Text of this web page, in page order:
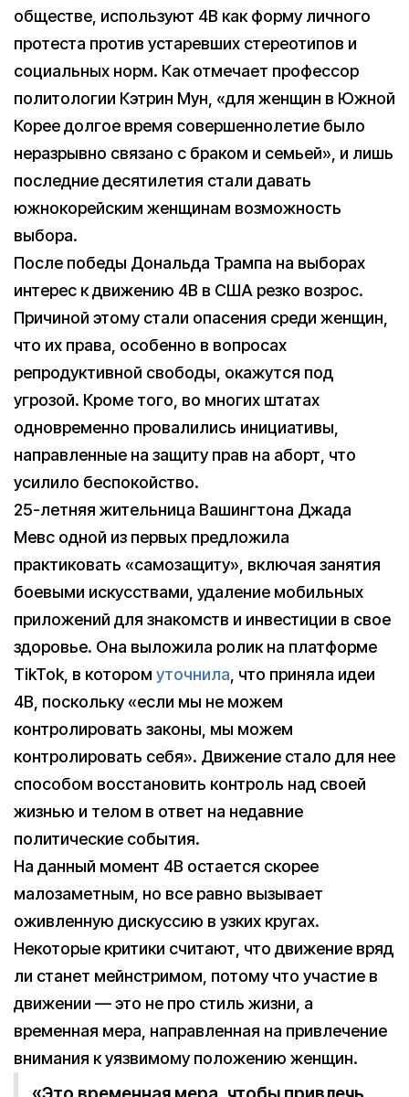
обществе, используют 4B как форму личного
протеста против устаревших стереотипов и
социальных норм. Как отмечает профессор
политологии Кэтрин Мун, «для женщин в Южной
Корее долгое время совершеннолетие было
неразрывно связано с браком и семьей», и лишь
последние десятилетия стали давать
южнокорейским женщинам возможность
выбора.
После победы Дональда Трампа на выборах
интерес к движению 4B в США резко возрос.
Причиной этому стали опасения среди женщин,
что их права, особенно в вопросах
репродуктивной свободы, окажутся под
угрозой. Кроме того, во многих штатах
одновременно провалились инициативы,
направленные на защиту прав на аборт, что
усилило беспокойство.
25-летняя жительница Вашингтона Джада
Мевс одной из первых предложила
практиковать «самозащиту», включая занятия
боевыми искусствами, удаление мобильных
приложений для знакомств и инвестиции в свое
здоровье. Она выложила ролик на платформе
TikTok, в котором уточнила, что приняла идеи
4B, поскольку «если мы не можем
контролировать законы, мы можем
контролировать себя». Движение стало для нее
способом восстановить контроль над своей
жизнью и телом в ответ на недавние
политические события.
На данный момент 4B остается скорее
малозаметным, но все равно вызывает
оживленную дискуссию в узких кругах.
Некоторые критики считают, что движение вряд
ли станет мейнстримом, потому что участие в
движении — это не про стиль жизни, а
временная мера, направленная на привлечение
внимания к уязвимому положению женщин.